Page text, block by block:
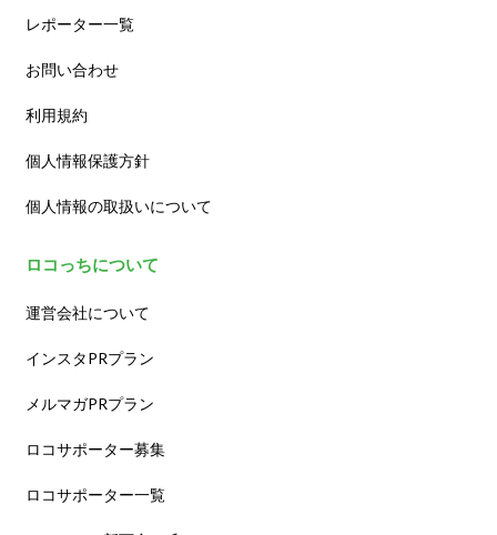
レポーター一覧
お問い合わせ
利用規約
個人情報保護方針
個人情報の取扱いについて
ロコっちについて
運営会社について
インスタPRプラン
メルマガPRプラン
ロコサポーター募集
ロコサポーター一覧